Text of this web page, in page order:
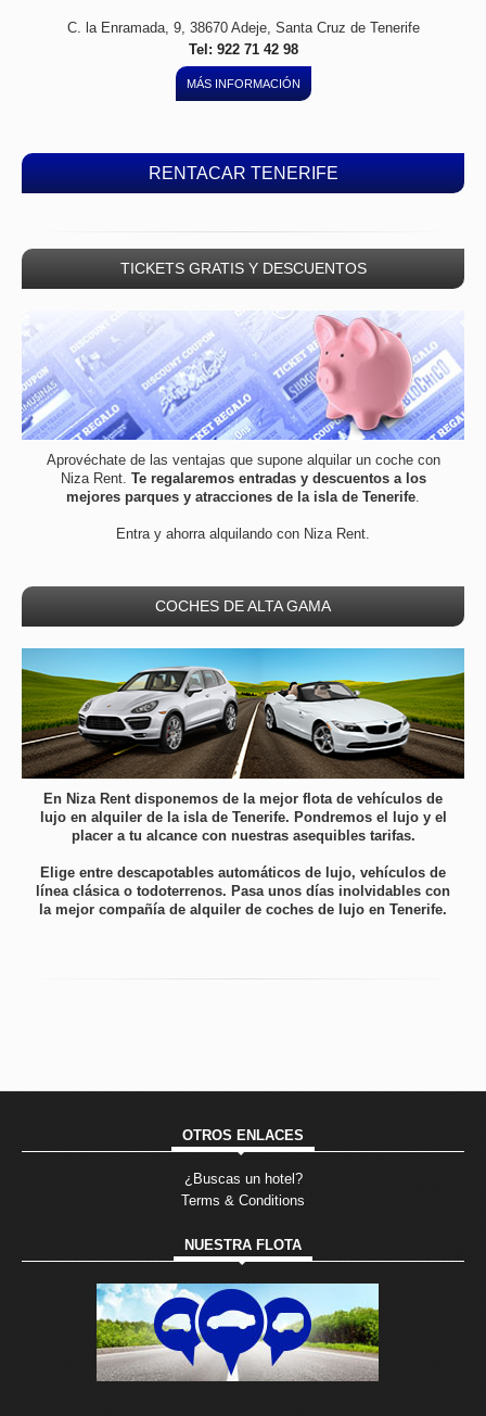
C. la Enramada, 9, 38670 Adeje, Santa Cruz de Tenerife
Tel: 922 71 42 98
MÁS INFORMACIÓN
RENTACAR TENERIFE
TICKETS GRATIS Y DESCUENTOS
Aprovéchate de las ventajas que supone alquilar un coche con
Niza Rent. Te regalaremos entradas y descuentos a los
mejores parques y atracciones de la isla de Tenerife.
Entra y ahorra alquilando con Niza Rent.
COCHES DE ALTA GAMA
En Niza Rent disponemos de la mejor flota de vehículos de
lujo en alquiler de la isla de Tenerife. Pondremos el lujo y el
placer a tu alcance con nuestras asequibles tarifas.
Elige entre descapotables automáticos de lujo, vehículos de
línea clásica o todoterrenos. Pasa unos días inolvidables con
la mejor compañía de alquiler de coches de lujo en Tenerife.
OTROS ENLACES
¿Buscas un hotel?
Terms & Conditions
NUESTRA FLOTA